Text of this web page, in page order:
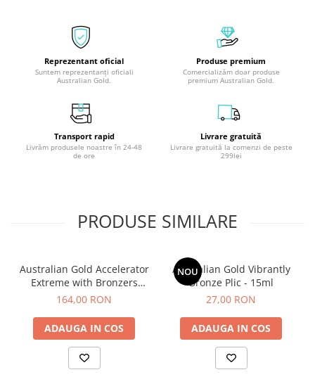
Reprezentant oficial
Suntem reprezentanți oficiali
Australian Gold.
Produse premium
Comercializăm doar produse
premium Australian Gold.
Transport rapid
Livrăm produsele noastre în 24-48
de ore
Livrare gratuită
Livrare gratuită la comenzi de peste
299lei
PRODUSE SIMILARE
Australian Gold Accelerator
Extreme with Bronzers
Flacon - 250ml
164,00 RON
ADAUGA IN COS
NOU
Australian Gold Vibrantly
Bronze Plic - 15ml
27,00 RON
ADAUGA IN COS